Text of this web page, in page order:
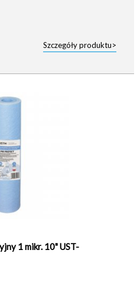
Szczegóły produktu>
1 mikr. 10" UST-